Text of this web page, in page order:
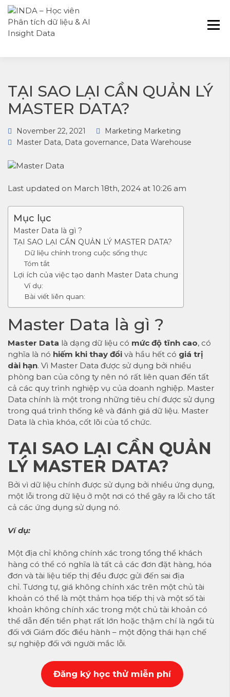
liệu & AI chuyên sâu cho ngành ngân
hàng – bảo hiểm – chứng khoán và
TẠI SAO LẠI CẦN QUẢN LÝ
MASTER DATA?
November 22, 2021
Marketing Marketing
Master Data, Data governance, Data Warehouse
Last updated on March 18th, 2024 at 10:26 am
Mục lục
Master Data là gì ?
TẠI SAO LẠI CẦN QUẢN LÝ MASTER DATA?
Dữ liệu chính trong cuộc sống thực
Tóm tắt
Lợi ích của việc tạo danh Master Data chung
Ví dụ:
Bài viết liên quan:
Master Data là gì ?
Master Data là dạng dữ liệu có mức độ tĩnh cao, có
nghĩa là nó hiếm khi thay đổi và hầu hết có giá trị
dài hạn. Vì Master Data được sử dụng bởi nhiều
phòng ban của công ty nên nó rất liên quan đến tất
cả các quy trình nghiệp vụ của doanh nghiệp. Master
Data chính là một trong những tiêu chí được sử dụng
trong quá trình thống kê và đánh giá dữ liệu. Master
Data là chìa khóa, cốt lõi của tổ chức.
TẠI SAO LẠI CẦN QUẢN
LÝ MASTER DATA?
Bởi vì dữ liệu chính được sử dụng bởi nhiều ứng dụng,
một lỗi trong dữ liệu ở một nơi có thể gây ra lỗi cho tất
cả các ứng dụng sử dụng nó.
Ví dụ:
Một địa chỉ không chính xác trong tổng thể khách
hàng có thể có nghĩa là tất cả các đơn đặt hàng, hóa
đơn và tài liệu tiếp thị đều được gửi đến sai địa
chỉ. Tương tự, giá không chính xác trên một chủ tài
khoản có thể là một thảm họa tiếp thị và một số tài
khoản không chính xác trong một chủ tài khoản có
thể dẫn đến tiền phạt rất lớn hoặc thậm chí là ngồi tù
đối với Giám đốc điều hành – một động thái hạn chế
sự nghiệp đối với người mắc lỗi.
Đăng ký học thử miễn phí